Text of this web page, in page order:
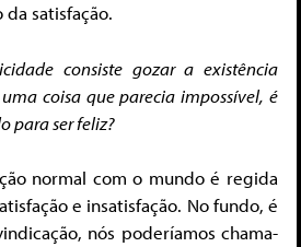
satisfação.
consiste gozar a existência
coisa que parecia impossível, é
para ser feliz?
normal com o mundo é regida
e insatisfação. No fundo, é
nós poderíamos chama-